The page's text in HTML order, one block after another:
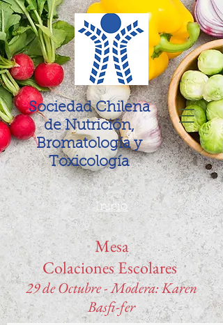
Sociedad Chilena
de Nutrición,
Bromatología y
Toxicología
Inicio
Mesa
Colaciones Escolares
29 de Octubre - Modera: Karen
Basfi-fer